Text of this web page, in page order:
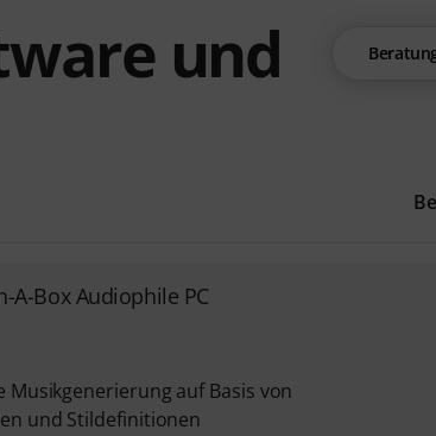
und
A-Box Audiophile PC
Musikgenerierung auf Basis von
und Stildefinitionen